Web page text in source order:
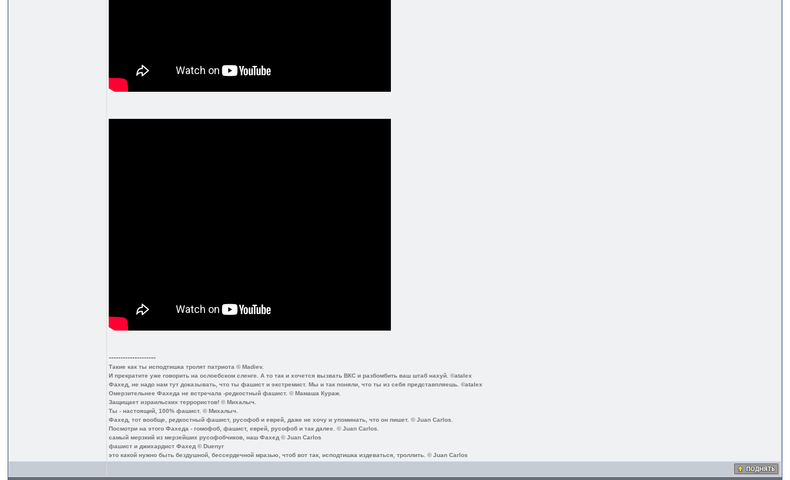
--------------------
Такие как ты исподтишка тролят патриота © Madiev.
И прекратите уже говорить на ослоебском сленге. А то так и хочется вызвать ВКС и разбомбить ваш штаб нахуй. ©atalex
Фахед, не надо нам тут доказывать, что ты фашист и экстремист. Мы и так поняли, что ты из себя представпляешь. ©atalex
Омерзительнее Фахеда не встречала -редкостный фашист. © Мамаша Кураж.
Защищает израильских террористов! © Михалыч.
Ты - настоящий, 100% фашист. © Михалыч.
Фахед, тот вообще, редкостный фашист, русофоб и еврей, даже не хочу и упоминать, что он пишет. © Juan Carlos.
Посмотри на этого Фахеда - гомофоб, фашист, еврей, русофоб и так далее. © Juan Carlos.
самый мерзкий из мерзейших русофобчиков, наш Фахед © Juan Carlos
фашист и джихардист Фахед © Duenyr
это какой нужно быть бездушной, бессердечной мразью, чтоб вот так, исподтишка издеваться, троллить. © Juan Carlos